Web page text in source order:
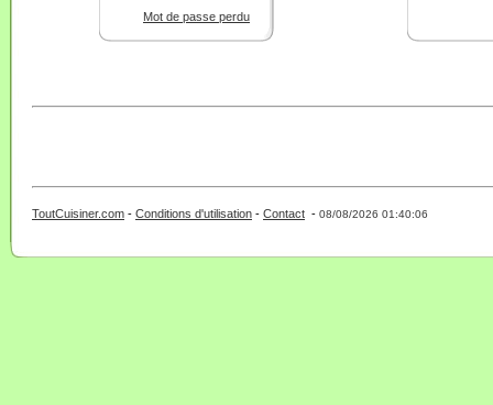
Mot de passe perdu
ToutCuisiner.com - Conditions d'utilisation - Contact - 08/08/2026 01:40:06